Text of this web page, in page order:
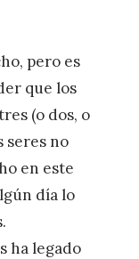
pero es
que los
(o dos, o
seres no
en este
día lo
ha legado